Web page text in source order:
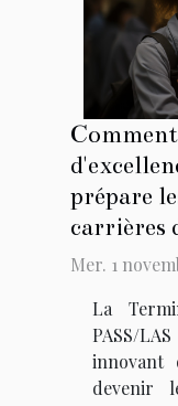
prépare
carrières
Mer. 1
La
PASS/
innovant
devenir